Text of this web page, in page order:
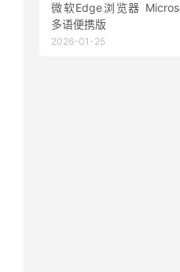
微软Edge浏览器
多语便携版
2026-01-25